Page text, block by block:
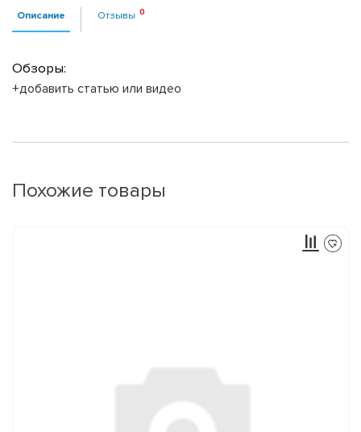
Описание Отзывы
Обзоры:
+добавить статью или видео
Похожие товары